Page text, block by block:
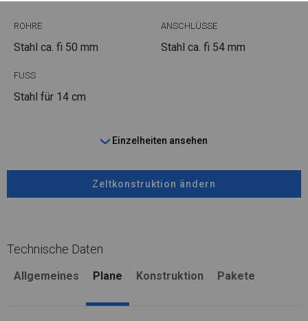
ROHRE
Stahl ca. fi 50 mm
ANSCHLÜSSE
Stahl ca. fi 54 mm
FUSS
Stahl für 14 cm
Einzelheiten ansehen
Zeltkonstruktion ändern
Technische Daten
Allgemeines Plane Konstruktion Pakete